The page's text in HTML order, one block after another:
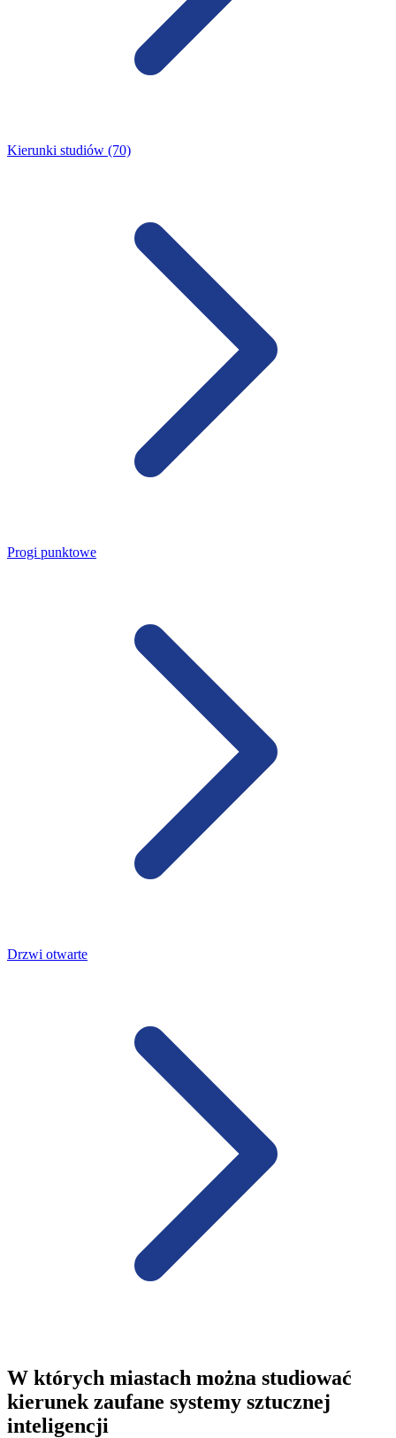
Kierunki studiów (70)
Progi punktowe
Drzwi otwarte
W których miastach można studiować
kierunek zaufane systemy sztucznej
inteligencji